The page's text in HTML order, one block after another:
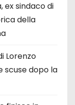
ex sindaco di
della
Lorenzo
scuse dopo la